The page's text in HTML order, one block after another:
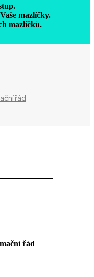
mazlíčky.
mazlíčků.
řád
řád